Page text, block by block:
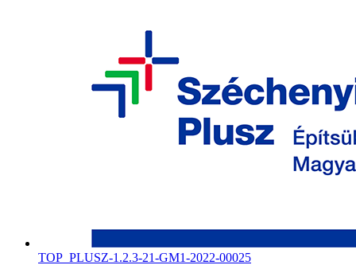
TOP_PLUSZ-1.2.3-21-GM1-2022-00025